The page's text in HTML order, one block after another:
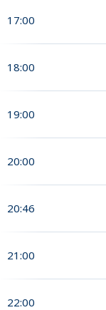
17:00
18:00
19:00
20:00
20:46
21:00
22:00